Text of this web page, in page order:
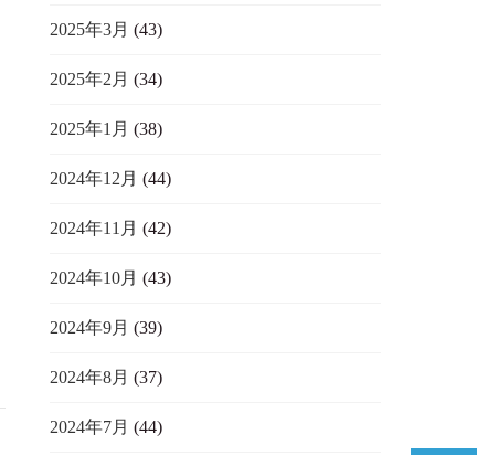
2025年3月 (43)
2025年2月 (34)
2025年1月 (38)
2024年12月 (44)
2024年11月 (42)
2024年10月 (43)
2024年9月 (39)
2024年8月 (37)
2024年7月 (44)